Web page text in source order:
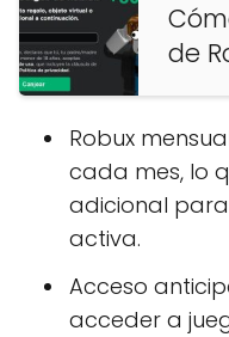
de
Robux
cada mes, lo
adicional
activa.
Acceso
acceder a